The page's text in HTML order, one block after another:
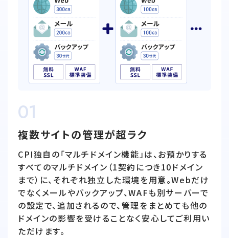
01
複数サイトの管理が超ラク
CPI独自の「マルチドメイン機能」は、お預かりする
すべてのマルチドメイン（1契約につき10ドメイン
まで）に、それぞれ独立した環境を用意。Webだけ
でなくメールやバックアップ、WAFも別サーバーで
の設定で、追加されるので、管理をまとめても他の
ドメインの影響を受けることなく安心してご利用い
ただけます。